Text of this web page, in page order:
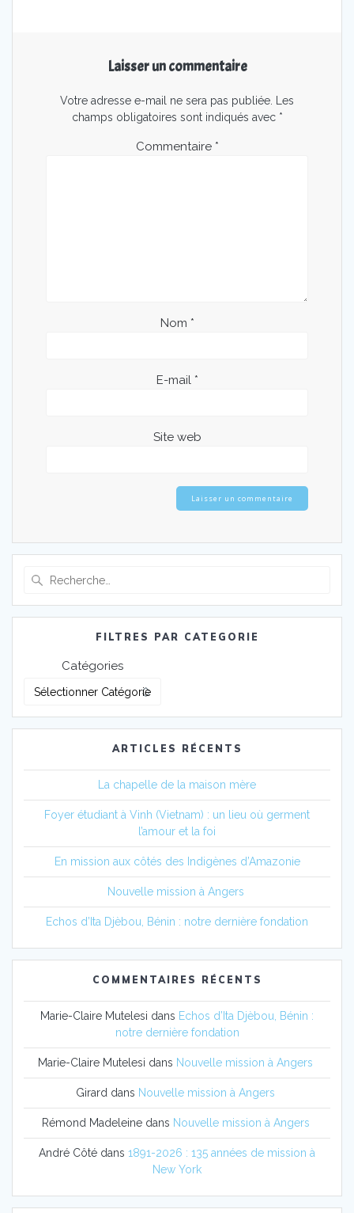
Laisser un commentaire
Votre adresse e-mail ne sera pas publiée.
Les
champs obligatoires sont indiqués avec *
Commentaire *
Nom *
E-mail *
Site web
:
FILTRES PAR CATEGORIE
Catégories
ARTICLES RÉCENTS
La chapelle de la maison mère
Foyer étudiant à Vinh (Vietnam) : un lieu où germent
l’amour et la foi
En mission aux côtés des Indigènes d’Amazonie
Nouvelle mission à Angers
Echos d’Ita Djèbou, Bénin : notre dernière fondation
COMMENTAIRES RÉCENTS
Marie-Claire Mutelesi dans Echos d’Ita Djèbou, Bénin :
notre dernière fondation
Marie-Claire Mutelesi dans Nouvelle mission à Angers
Girard dans Nouvelle mission à Angers
Rémond Madeleinedans Nouvelle mission à Angers
André Côté dans 1891-2026 : 135 années de mission à
New York